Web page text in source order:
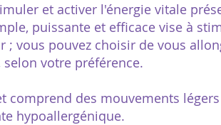
et activer l'énergie vitale
puissante et efficace vise à
; vous pouvez choisir de vous
votre préférence.
des mouvements
hypoallergénique.